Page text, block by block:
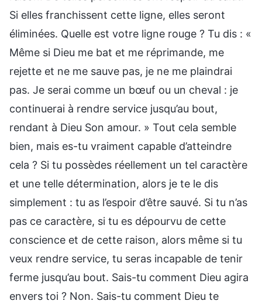
Si elles franchissent cette ligne, elles seront
éliminées. Quelle est votre ligne rouge ? Tu dis : «
Même si Dieu me bat et me réprimande, me
rejette et ne me sauve pas, je ne me plaindrai
pas. Je serai comme un bœuf ou un cheval : je
continuerai à rendre service jusqu’au bout,
rendant à Dieu Son amour. » Tout cela semble
bien, mais es-tu vraiment capable d’atteindre
cela ? Si tu possèdes réellement un tel caractère
et une telle détermination, alors je te le dis
simplement : tu as l’espoir d’être sauvé. Si tu n’as
pas ce caractère, si tu es dépourvu de cette
conscience et de cette raison, alors même si tu
veux rendre service, tu seras incapable de tenir
ferme jusqu’au bout. Sais-tu comment Dieu agira
envers toi ? Non. Sais-tu comment Dieu te